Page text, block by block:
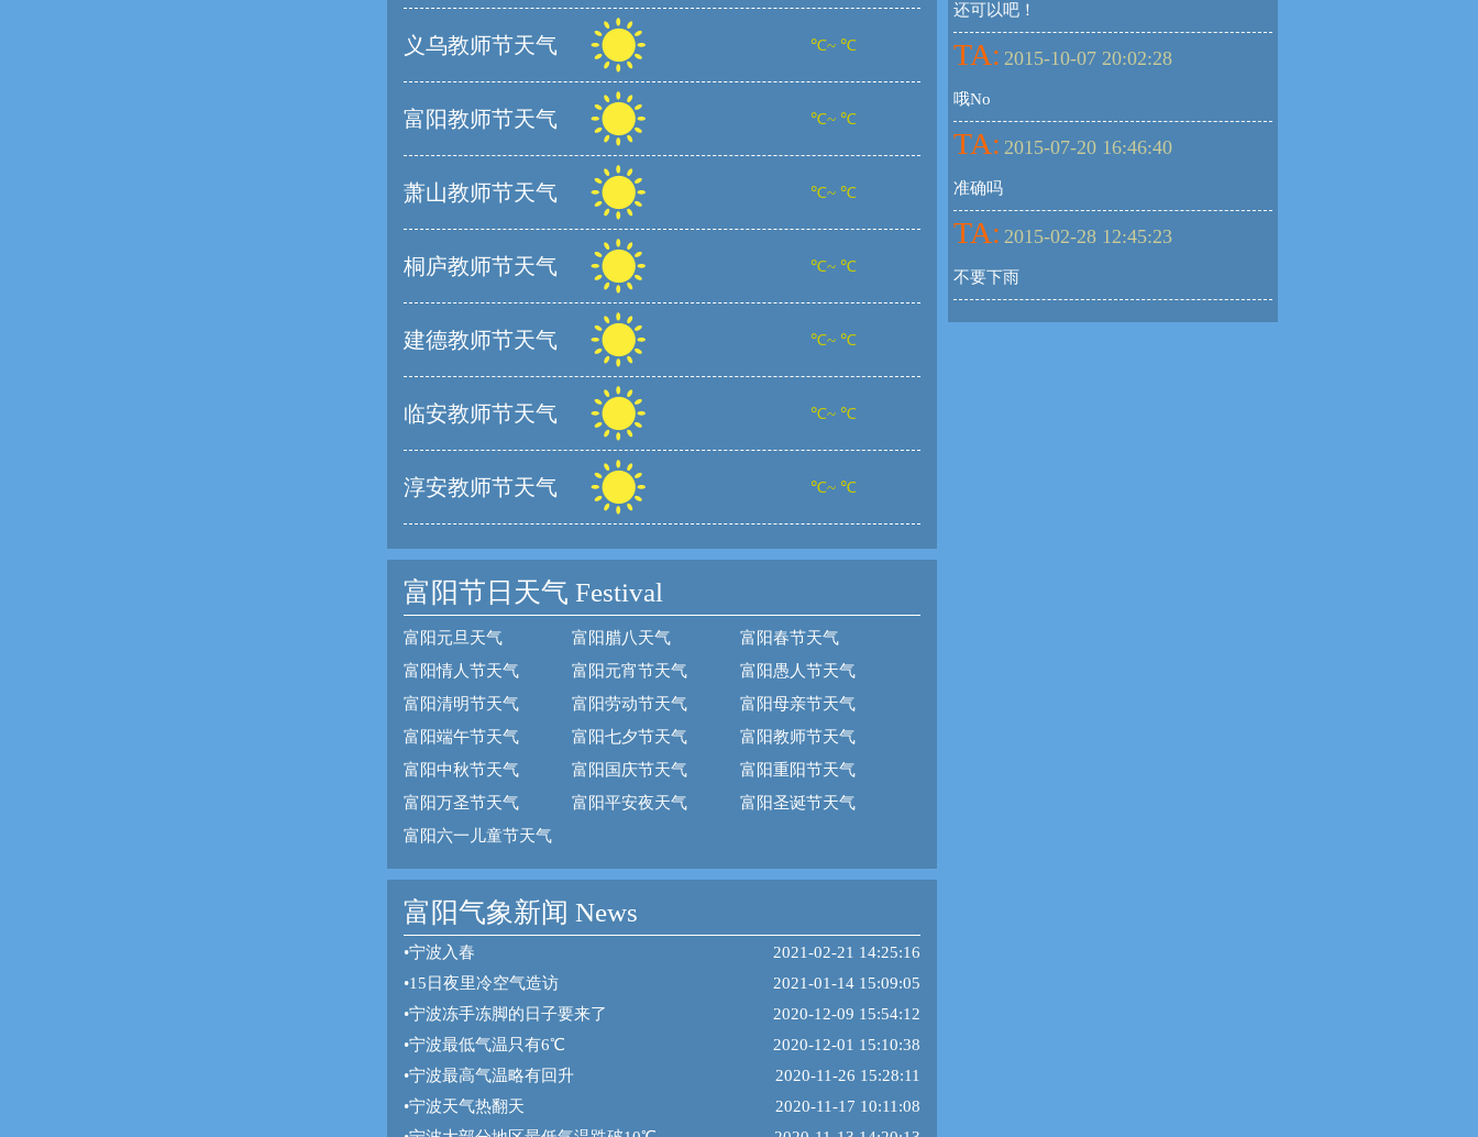
义乌教师节天气 ℃~ ℃
富阳教师节天气 ℃~ ℃
萧山教师节天气 ℃~ ℃
桐庐教师节天气 ℃~ ℃
建德教师节天气 ℃~ ℃
临安教师节天气 ℃~ ℃
淳安教师节天气 ℃~ ℃
富阳节日天气 Festival
富阳元旦天气 富阳腊八天气
富阳春节天气
富阳情人节天气
富阳元宵节天气
富阳愚人节天气
富阳清明节天气
富阳劳动节天气
富阳母亲节天气
富阳端午节天气
富阳七夕节天气
富阳教师节天气
富阳中秋节天气
富阳国庆节天气
富阳重阳节天气
富阳万圣节天气
富阳平安夜天气
富阳圣诞节天气
富阳六一儿童节天气
富阳气象新闻 News
•宁波入春
2021-02-21 14:25:16
•15日夜里冷空气造访
2021-01-14 15:09:05
•宁波冻手冻脚的日子要来了
2020-12-09 15:54:12
•宁波最低气温只有6℃
2020-12-01 15:10:38
•宁波最高气温略有回升
2020-11-26 15:28:11
•宁波天气热翻天
2020-11-17 10:11:08
还可以吧！
TA: 2015-10-07 20:02:28
哦No
TA: 2015-07-20 16:46:40
准确吗
TA: 2015-02-28 12:45:23
不要下雨